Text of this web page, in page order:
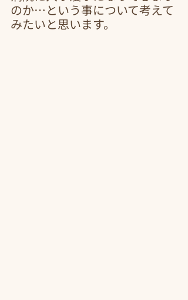
のか…という事について考えて
みたいと思います。